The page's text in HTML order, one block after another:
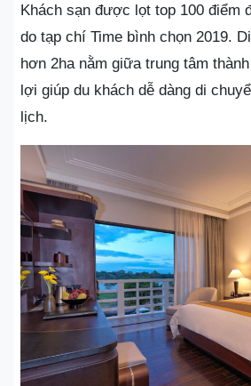
Khách sạn được lọt top 100 điểm
do tạp chí Time bình chọn 2019.
hơn 2ha nằm giữa trung tâm
lợi giúp du khách dễ dàng di
lịch.